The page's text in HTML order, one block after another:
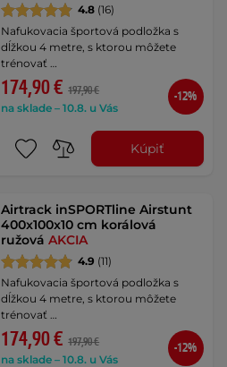
4.8 (16)
Nafukovacia športová podložka s
dĺžkou 4 metre, s ktorou môžete
trénovať …
174,90 € 197,90 €
na sklade – 10.8. u Vás
-12%
Kúpiť
Airtrack inSPORTline Airstunt
400x100x10 cm korálová
ružováAKCIA
4.9 (11)
Nafukovacia športová podložka s
dĺžkou 4 metre, s ktorou môžete
trénovať …
174,90 € 197,90 €
na sklade – 10.8. u Vás
-12%